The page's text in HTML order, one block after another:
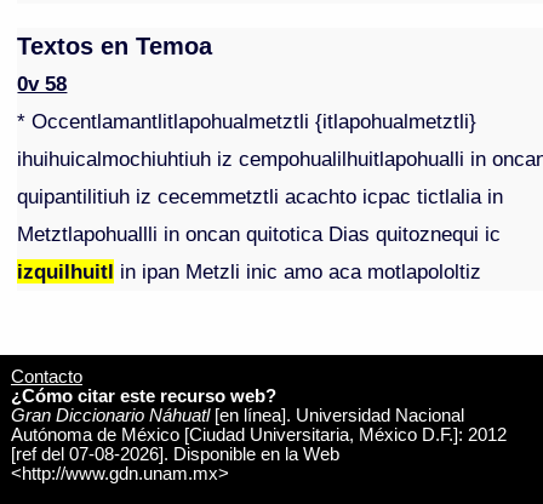
Textos en Temoa
0v 58
* Occentlamantlitlapohualmetztli {itlapohualmetztli}
ihuihuicalmochiuhtiuh iz cempohualilhuitlapohualli in
quipantilitiuh iz cecemmetztli acachto icpac tictlalia in
Metztlapohuallli in oncan quitotica Dias quitoznequi ic
izquilhuitl in ipan Metzli inic amo aca motlapololtiz
Contacto
¿Cómo citar este recurso web?
Gran Diccionario Náhuatl[en línea]. Universidad Nacional
Autónoma de México [Ciudad Universitaria, México D.F.]: 2012
[ref del 07-08-2026]. Disponible en la Web
<http://www.gdn.unam.mx>